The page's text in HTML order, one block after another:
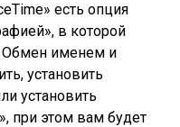
есть опция
в которой
Обмен именем и
установить
установить
при этом вам будет